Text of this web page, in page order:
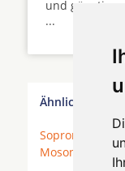
und
...
Ähnliche
Sopron